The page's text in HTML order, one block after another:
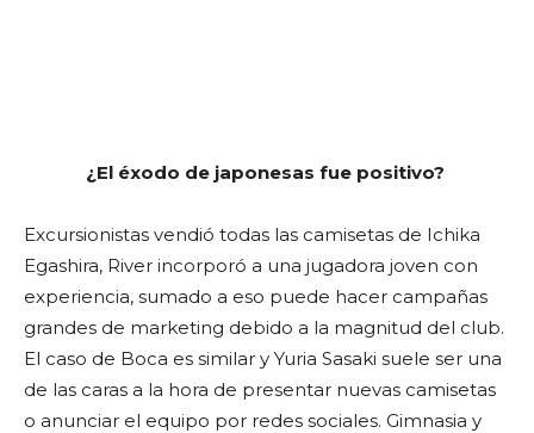
¿El éxodo de japonesas fue positivo?
Excursionistas vendió todas las camisetas de Ichika
Egashira, River incorporó a una jugadora joven con
experiencia, sumado a eso puede hacer campañas
grandes de marketing debido a la magnitud del club.
El caso de Boca es similar y Yuria Sasaki suele ser una
de las caras a la hora de presentar nuevas camisetas
o anunciar el equipo por redes sociales. Gimnasia y